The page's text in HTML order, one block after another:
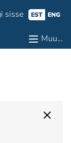
sisse EST ENG
Muu…